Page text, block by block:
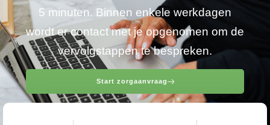
5 minuten. Binnen enkele werkdagen
wordt er contact met je opgenomen om de
vervolgstappen te bespreken.
Start zorgaanvraag